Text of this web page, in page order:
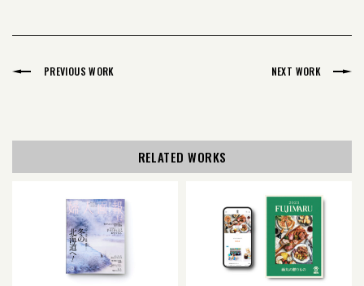
PREVIOUS WORK NEXT WORK
RELATED WORKS